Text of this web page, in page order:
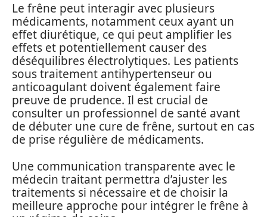
Le frêne peut interagir avec plusieurs
médicaments, notamment ceux ayant un
effet diurétique, ce qui peut amplifier les
effets et potentiellement causer des
déséquilibres électrolytiques. Les patients
sous traitement antihypertenseur ou
anticoagulant doivent également faire
preuve de prudence. Il est crucial de
consulter un professionnel de santé avant
de débuter une cure de frêne, surtout en cas
de prise régulière de médicaments.
Une communication transparente avec le
médecin traitant permettra d’ajuster les
traitements si nécessaire et de choisir la
meilleure approche pour intégrer le frêne à